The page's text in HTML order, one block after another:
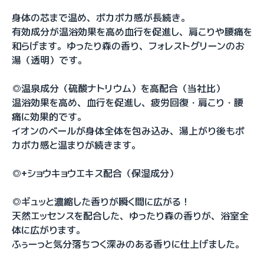
身体の芯まで温め、ポカポカ感が長続き。
有効成分が温浴効果を高め血行を促進し、肩こりや腰痛を
和らげます。ゆったり森の香り、フォレストグリーンのお
湯（透明）です。
◎温泉成分（硫酸ナトリウム）を高配合（当社比）
温浴効果を高め、血行を促進し、疲労回復・肩こり・腰
痛に効果的です。
イオンのベールが身体全体を包み込み、湯上がり後もポ
カポカ感と温まりが続きます。
◎+ショウキョウエキス配合（保湿成分）
◎ギュッと濃縮した香りが瞬く間に広がる！
天然エッセンスを配合した、ゆったり森の香りが、浴室全
体に広がります。
ふぅーっと気分落ちつく深みのある香りに仕上げました。